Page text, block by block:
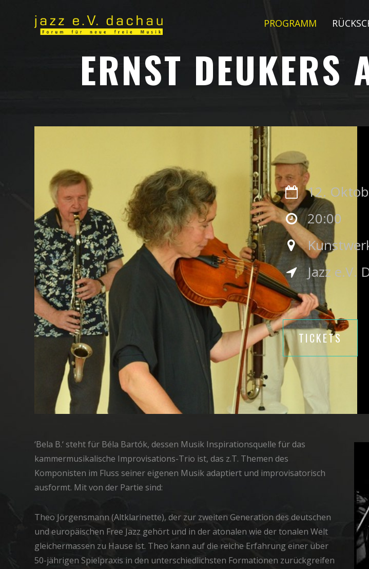
PROGRAMM
ERNST DEUKERS
12.
20:00
Jazz e.V.
TICKETS
‘Bela B.‘ steht für Béla Bartók, dessen Musik Inspirationsquelle für das
kammermusikalische Improvisations-Trio ist, das z.T. Themen des
Komponisten im Fluss seiner eigenen Musik adaptiert und improvisatorisch
ausformt. Mit von der Partie sind:
Theo Jörgensmann (Altklarinette), der zur zweiten Generation des deutschen
und europäischen Free Jazz gehört und in der atonalen wie der tonalen Welt
gleichermassen zu Hause ist. Theo kann auf die reiche Erfahrung einer über
50-jährigen Spielpraxis in den unterschiedlichsten Formationen zurückgreifen